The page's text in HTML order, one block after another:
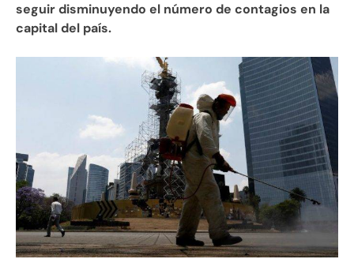
seguir disminuyendo el número de contagios en la
capital del país.